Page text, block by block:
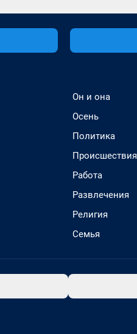
Он и она
Осень
Политика
Происшествия
Работа
Развлечения
Религия
Семья